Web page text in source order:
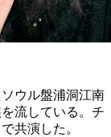
ウル盤浦洞江南
流している。チ
共演した。